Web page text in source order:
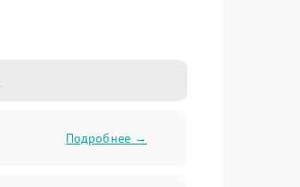
Подробнее →